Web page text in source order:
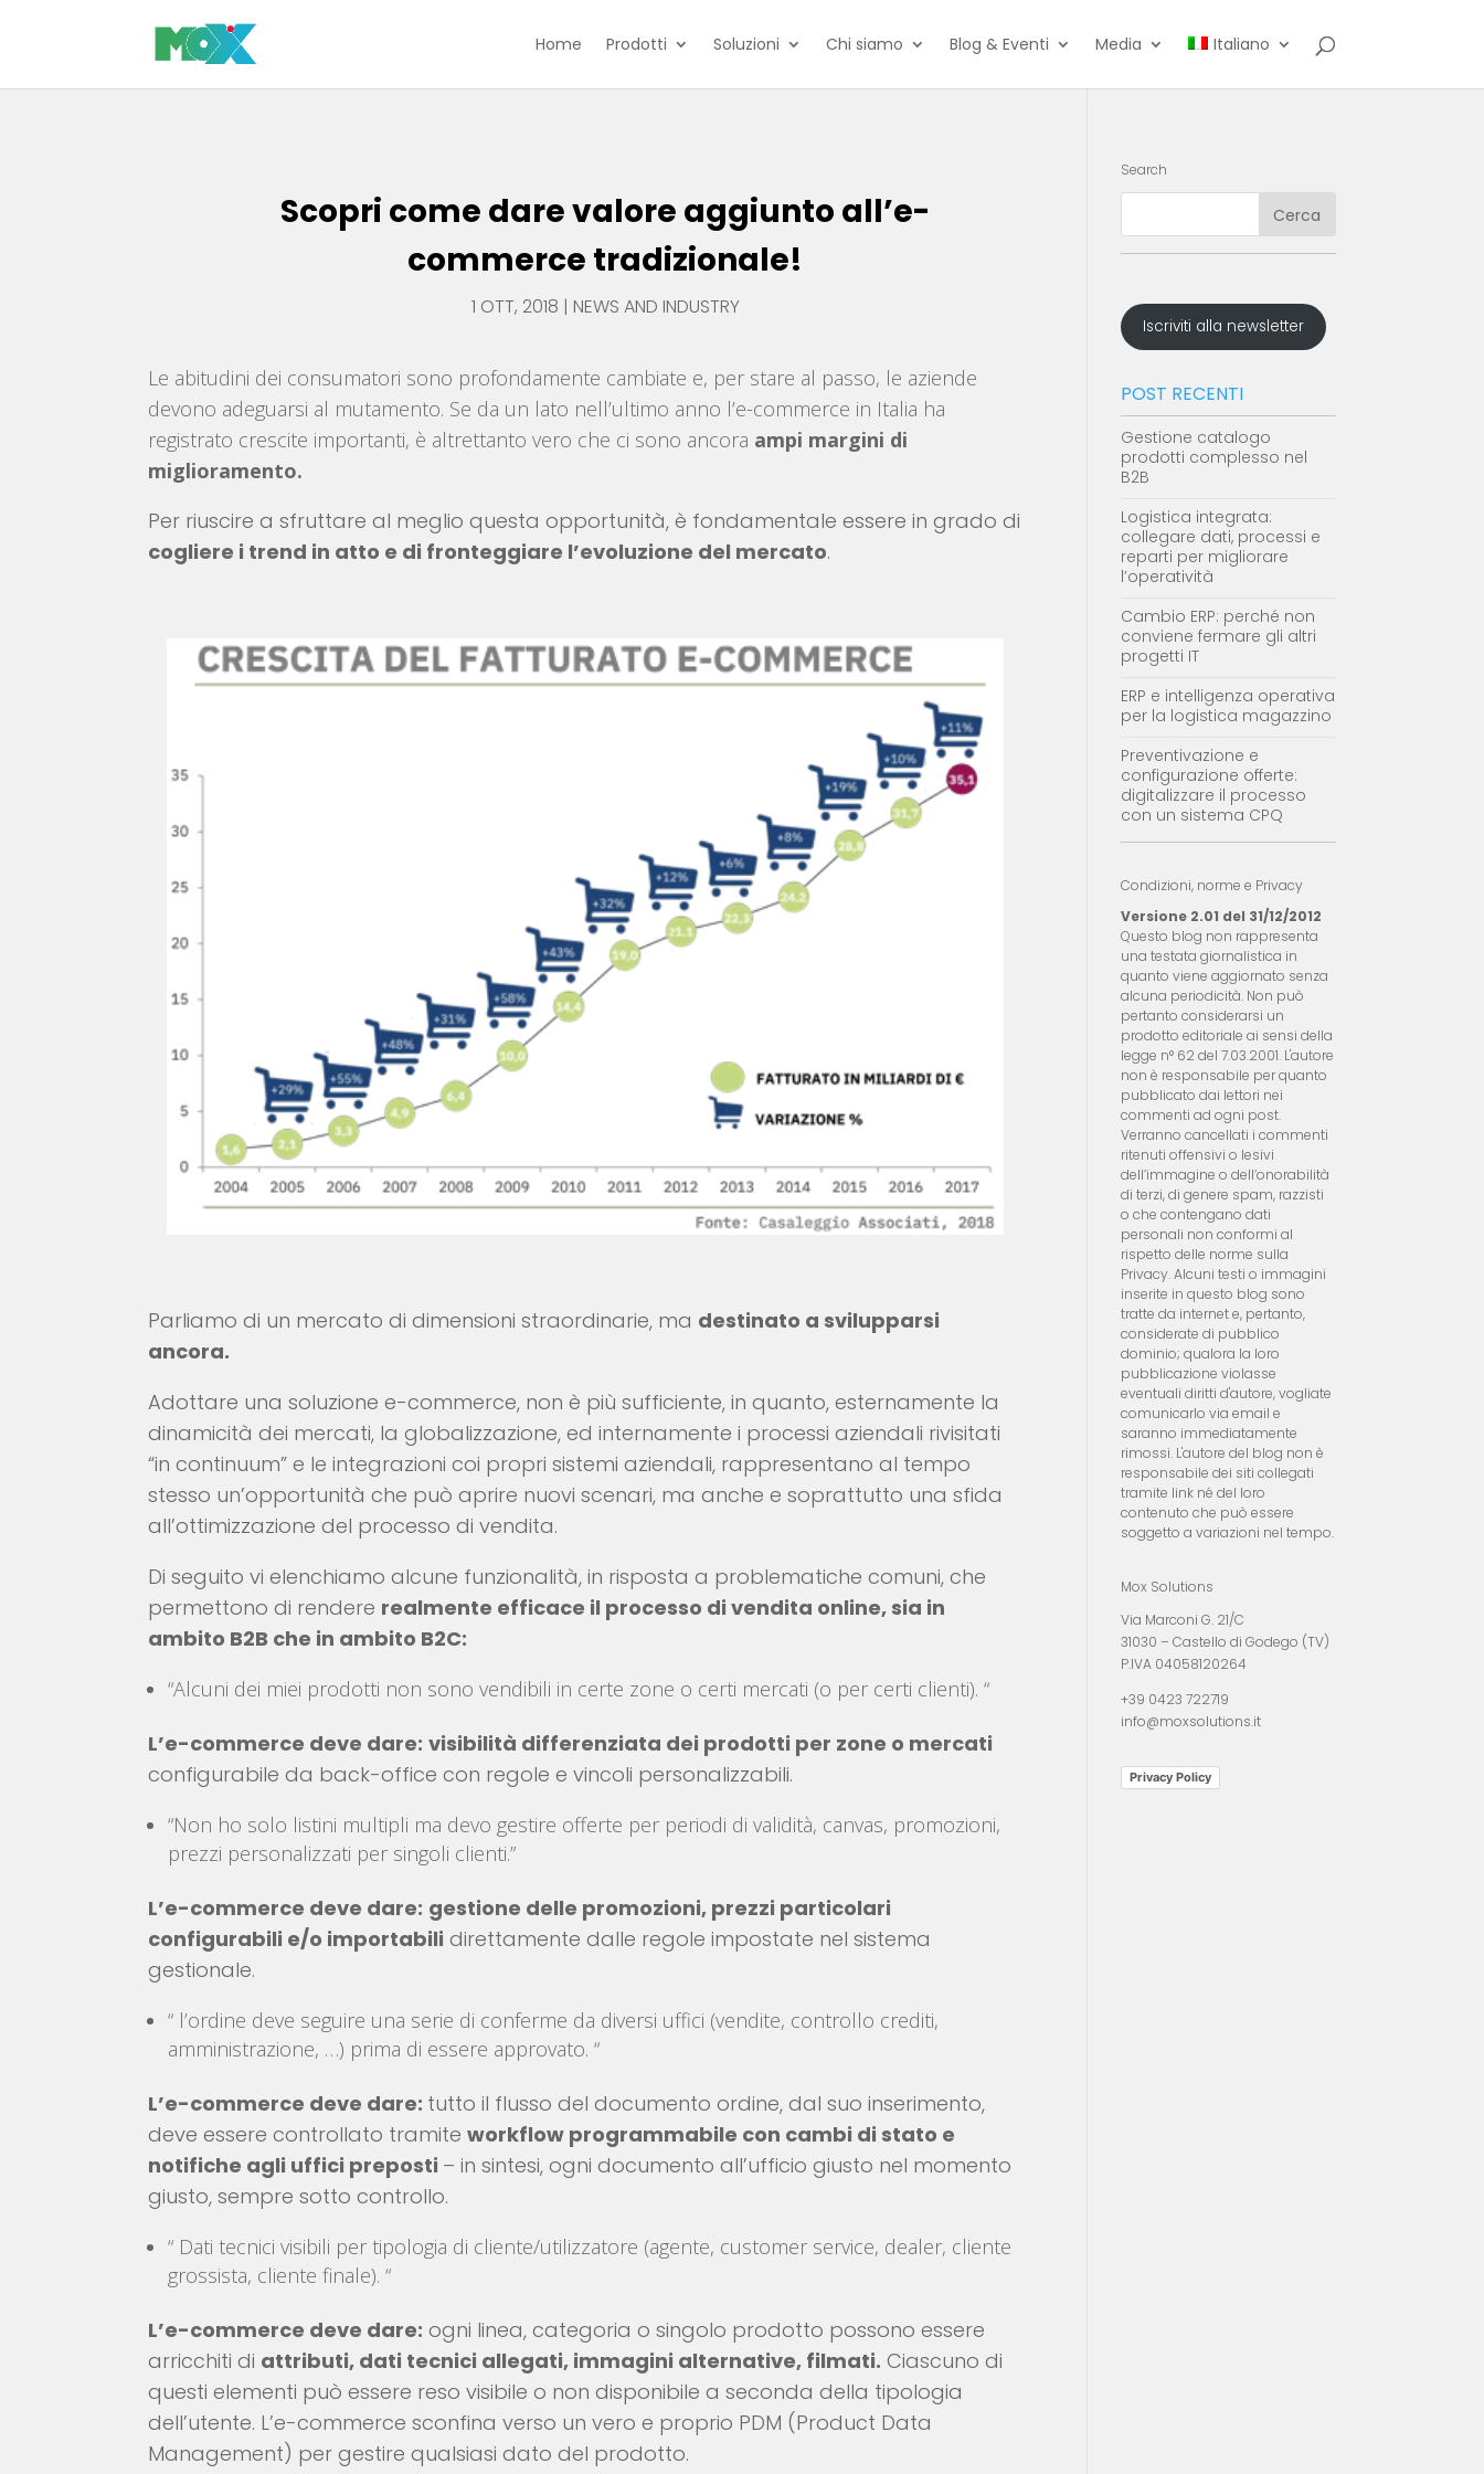
Home Prodotti Soluzioni Chi siamo Blog & Eventi Media Italiano
Scopri come dare valore aggiunto all’e-
commerce tradizionale!
1 OTT, 2018 | NEWS AND INDUSTRY
Le abitudini dei consumatori sono profondamente cambiate e, per stare al passo, le aziende
devono adeguarsi al mutamento. Se da un lato nell’ultimo anno l’e-commerce in Italia ha
registrato crescite importanti, è altrettanto vero che ci sono ancora ampi margini di
miglioramento.
Per riuscire a sfruttare al meglio questa opportunità, è fondamentale essere in grado di
cogliere i trend in atto e di fronteggiare l’evoluzione del mercato.
Parliamo di un mercato di dimensioni straordinarie, ma destinato a svilupparsi
ancora.
Adottare una soluzione e-commerce, non è più sufficiente, in quanto, esternamente la
dinamicità dei mercati, la globalizzazione, ed internamente i processi aziendali rivisitati
“in continuum” e le integrazioni coi propri sistemi aziendali, rappresentano al tempo
stesso un’opportunità che può aprire nuovi scenari, ma anche e soprattutto una sfida
all’ottimizzazione del processo di vendita.
Di seguito vi elenchiamo alcune funzionalità, in risposta a problematiche comuni, che
permettono di rendere realmente efficace il processo di vendita online, sia in
ambito B2B che in ambito B2C:
“Alcuni dei miei prodotti non sono vendibili in certe zone o certi mercati (o per certi clienti). “
L’e-commerce deve dare: visibilità differenziata dei prodotti per zone o mercati
configurabile da back-office con regole e vincoli personalizzabili.
“Non ho solo listini multipli ma devo gestire offerte per periodi di validità, canvas, promozioni,
prezzi personalizzati per singoli clienti.”
L’e-commerce deve dare: gestione delle promozioni, prezzi particolari
configurabili e/o importabili direttamente dalle regole impostate nel sistema
gestionale.
“ l’ordine deve seguire una serie di conferme da diversi uffici (vendite, controllo crediti,
amministrazione, …) prima di essere approvato. “
L’e-commerce deve dare: tutto il flusso del documento ordine, dal suo inserimento,
deve essere controllato tramiteworkflow programmabile con cambi di stato e
notifiche agli uffici preposti – in sintesi, ogni documento all’ufficio giusto nel momento
giusto, sempre sotto controllo.
“ Dati tecnici visibili per tipologia di cliente/utilizzatore (agente, customer service, dealer, cliente
grossista, cliente finale). “
L’e-commerce deve dare: ogni linea, categoria o singolo prodotto possono essere
arricchiti di attributi, dati tecnici allegati, immagini alternative, filmati. Ciascuno di
questi elementi può essere reso visibile o non disponibile a seconda della tipologia
dell’utente. L’e-commerce sconfina verso un vero e proprio PDM (Product Data
Management) per gestire qualsiasi dato del prodotto.
Search
Iscriviti alla newsletter
POST RECENTI
Gestione catalogo
prodotti complesso nel
B2B
Logistica integrata:
collegare dati, processi e
reparti per migliorare
l’operatività
Cambio ERP: perché non
conviene fermare gli altri
progetti IT
ERP e intelligenza operativa
per la logistica magazzino
Preventivazione e
configurazione offerte:
digitalizzare il processo
con un sistema CPQ
Condizioni, norme e Privacy
Versione 2.01 del 31/12/2012
Questo blog non rappresenta
una testata giornalistica in
quanto viene aggiornato senza
alcuna periodicità. Non può
pertanto considerarsi un
prodotto editoriale ai sensi della
legge n° 62 del 7.03.2001. L'autore
non è responsabile per quanto
pubblicato dai lettori nei
commenti ad ogni post.
Verranno cancellati i commenti
ritenuti offensivi o lesivi
dell’immagine o dell’onorabilità
di terzi, di genere spam, razzisti
o che contengano dati
personali non conformi al
rispetto delle norme sulla
Privacy. Alcuni testi o immagini
inserite in questo blog sono
tratte da internet e, pertanto,
considerate di pubblico
dominio; qualora la loro
pubblicazione violasse
eventuali diritti d'autore, vogliate
comunicarlo via email e
saranno immediatamente
rimossi. L'autore del blog non è
responsabile dei siti collegati
tramite link né del loro
contenuto che può essere
soggetto a variazioni nel tempo.
Mox Solutions
Via Marconi G. 21/C
31030 – Castello di Godego (TV)
P.IVA 04058120264
+39 0423 722719
info@moxsolutions.it
Privacy Policy